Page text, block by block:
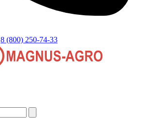
8 (800) 250-74-33